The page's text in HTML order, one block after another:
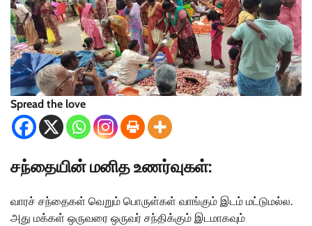
Spread the love
சந்தையின் மனித உணர்வுகள்:
வாரச் சந்தைகள் வெறும் பொருள்கள் வாங்கும் இடம் மட்டுமல்ல.
அது மக்கள் ஒருவரை ஒருவர் சந்திக்கும் இடமாகவும்